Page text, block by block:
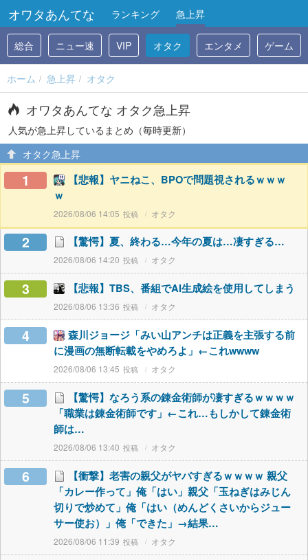
オワタあんてな ランキング 急上昇
総合 ニュー速 VIP オタク エンタメ ゲーム
ホーム 急上昇 オタク
オワタあんてな オタク急上昇
人気が急上昇しているまとめ（毎時更新）
オタク急上昇
1
【悲報】ヤニねこ、BPOで問題視されるｗｗｗ
ｗ
2026/08/06 14:05 オタク
2 【驚愕】夏、終わる…今年の夏は…凄すぎる…
2026/08/06 14:20 オタク
3 【悲報】TBS、番組でAI生成絵を使用してしまう
2026/08/06 13:36 オタク
4
森川ジョージ「みい山アンチは正義を主張する前
に漫画の無断転載をやめろよ」←これwwww
2026/08/06 13:45 オタク
5
【驚愕】なろう系の錬金術師が凄すぎるｗｗｗｗ
「職業は錬金術師です」←これ…もしかして錬金術
師は…
2026/08/06 13:40 オタク
6
【衝撃】老害の親父がヤバすぎるｗｗｗｗ 親父
「カレー作って」俺「はい」親父「玉ねぎはみじん
切りで炒めて」俺「はい（めんどくさいからジュー
サー使お）」俺「できた」→結果…
2026/08/06 11:39 オタク